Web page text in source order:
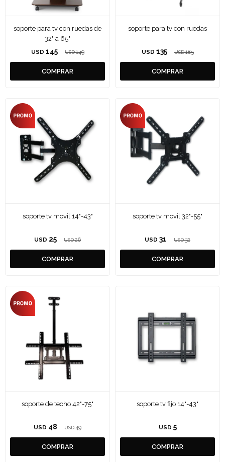
soporte para tv con ruedas de
32" a 65"
USD 145 USD 149
soporte para tv con ruedas
USD 135 USD 185
soporte tv movil 14"-43"
USD 25 USD 26
soporte tv movil 32"-55"
USD 31 USD 32
soporte de techo 42"-75"
USD 48 USD 49
soporte tv fijo 14"-43"
USD 5